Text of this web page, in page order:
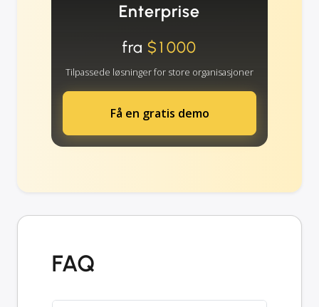
Enterprise
fra $1000
Tilpassede løsninger for store organisasjoner
Få en gratis demo
FAQ